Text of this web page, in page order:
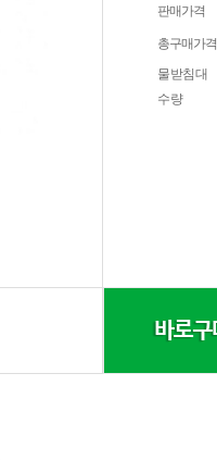
판매가격
총구매가격
물받침대
수량